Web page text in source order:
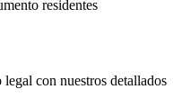
con nuestros detallados